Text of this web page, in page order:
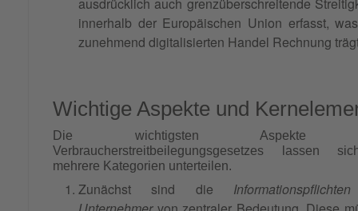
ausdrücklich auch grenzüberschreitende
innerhalb der Europäischen Union erfasst,
zunehmend digitalisierten Handel Rechnung
Wichtige Aspekte und
Die wichtigsten Aspekte
Verbraucherstreitbeilegungsgesetzes lassen
mehrere Kategorien unterteilen.
Zunächst sind die